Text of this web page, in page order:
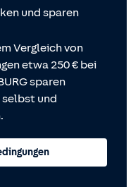
und sparen
Vergleich von
etwa 250 € bei
sparen
selbst und